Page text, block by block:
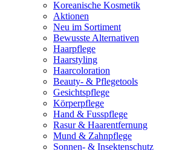
Koreanische Kosmetik
Aktionen
Neu im Sortiment
Bewusste Alternativen
Haarpflege
Haarstyling
Haarcoloration
Beauty- & Pflegetools
Gesichtspflege
Körperpflege
Hand & Fusspflege
Rasur & Haarentfernung
Mund & Zahnpflege
Sonnen- & Insektenschutz